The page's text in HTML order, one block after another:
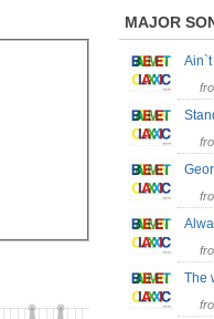
MAJOR
The